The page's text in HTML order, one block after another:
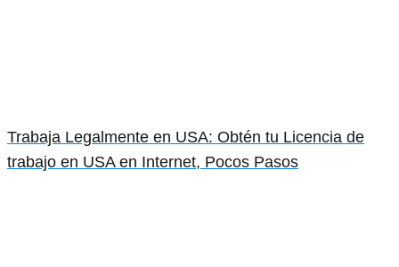
Trabaja Legalmente en USA: Obtén tu Licencia de
trabajo en USA en Internet, Pocos Pasos